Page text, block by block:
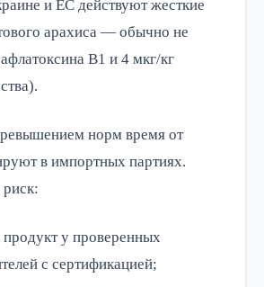
и ЕС действуют жесткие
арахиса — обычно не
B1 и 4 мкг/кг
норм время от
в импортных партиях.
продукт у проверенных
с сертификацией;